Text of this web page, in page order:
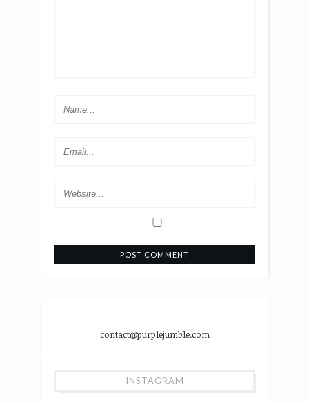
contact@purplejumble.com
INSTAGRAM